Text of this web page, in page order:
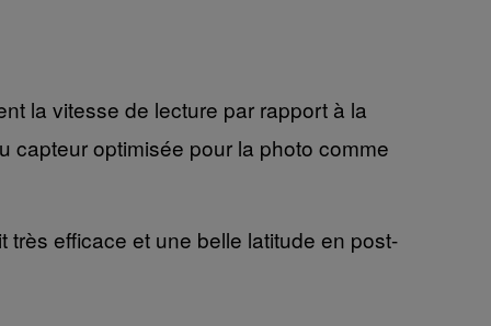
la vitesse de lecture par rapport à la
capteur optimisée pour la photo comme
efficace et une belle latitude en post-